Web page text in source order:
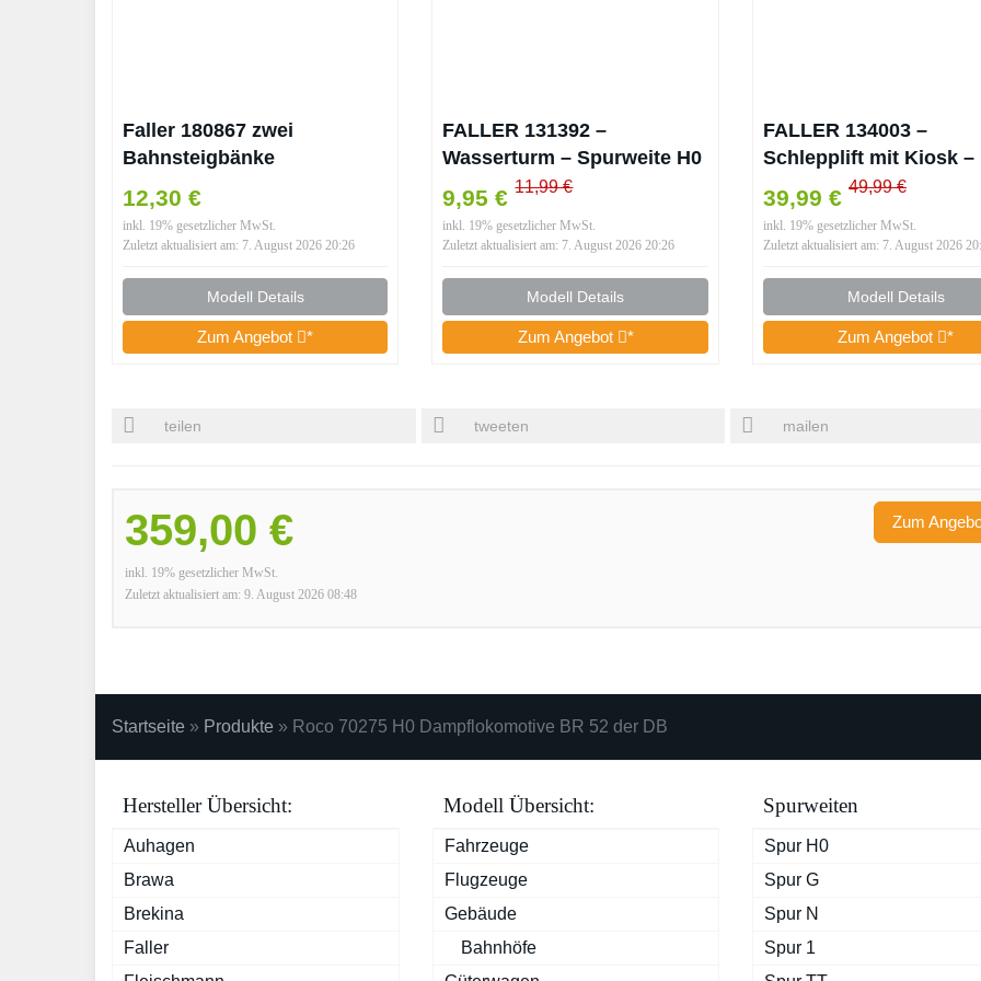
Faller 180867 zwei
Bahnsteigbänke
Bahnhofsbänke moderne
Wartebänke zum Bahnhof
1:87 HO Spur H0 Neu
12,30 €
inkl. 19% gesetzlicher MwSt.
Zuletzt aktualisiert am: 7. August 2026 20:26
Modell Details
Zum Angebot *
FALLER 131392 –
Wasserturm – Spurweite H0
9,95 € 11,99 €
inkl. 19% gesetzlicher MwSt.
Zuletzt aktualisiert am: 7. August 2026 20:26
Modell Details
Zum Angebot *
FALLER 134003 –
Schlepplift mit Kiosk –
Spurweite H0
39,99 € 49,99 €
inkl. 19% gesetzlicher MwSt.
Zuletzt aktualisiert am: 7. August 2026
Modell Details
Zum Angebot *
teilen tweeten mailen
359,00 €
inkl. 19% gesetzlicher MwSt.
Zuletzt aktualisiert am: 9. August 2026 08:48
Zum
Startseite » Produkte » Roco 70275 H0 Dampflokomotive BR 52 der DB
Hersteller Übersicht:
Auhagen
Brawa
Brekina
Faller
Modell Übersicht:
Fahrzeuge
Flugzeuge
Gebäude
Bahnhöfe
Spurweiten
Spur H0
Spur G
Spur N
Spur 1